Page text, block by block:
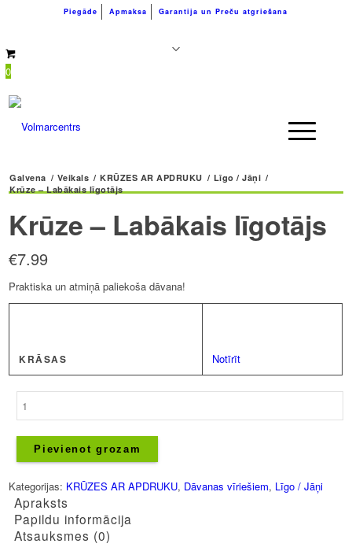
Piegāde Apmaksa Garantija un Preču atgriešana
0
Galvena / Veikals / KRŪZES AR APDRUKU / Līgo / Jāņi /
Krūze – Labākais līgotājs
Krūze – Labākais līgotājs
€7.99
Praktiska un atmiņā paliekoša dāvana!
KRĀSAS Notīrīt
līgotājs
daudzums
Pievienot grozam
Kategorijas: KRŪZES AR APDRUKU, Dāvanas vīriešiem, Līgo / Jāņi
Apraksts
Papildu informācija
Atsauksmes (0)